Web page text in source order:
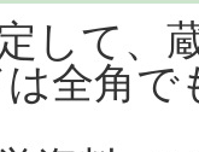
して、
全角